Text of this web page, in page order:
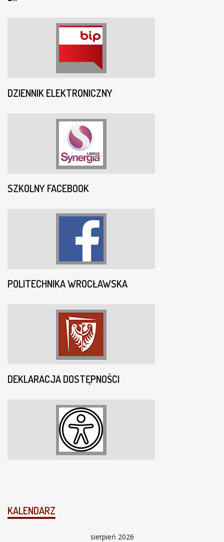
DZIENNIK ELEKTRONICZNY
SZKOLNY FACEBOOK
POLITECHNIKA WROCŁAWSKA
DEKLARACJA DOSTĘPNOŚCI
KALENDARZ
sierpień 2026